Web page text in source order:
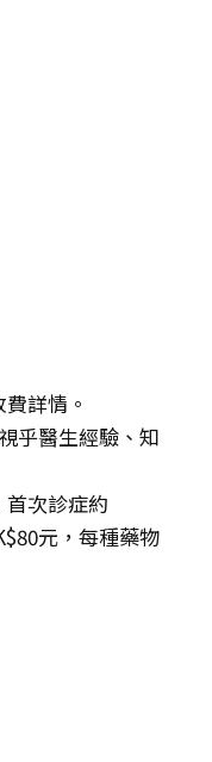
詳情。
乎醫生經驗、知
次診症約
元，每種藥物